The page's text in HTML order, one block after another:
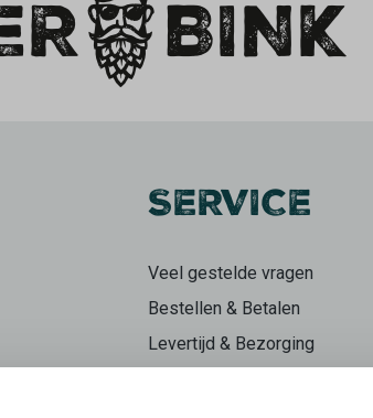
SERVICE
Veel gestelde vragen
Bestellen & Betalen
Levertijd & Bezorging